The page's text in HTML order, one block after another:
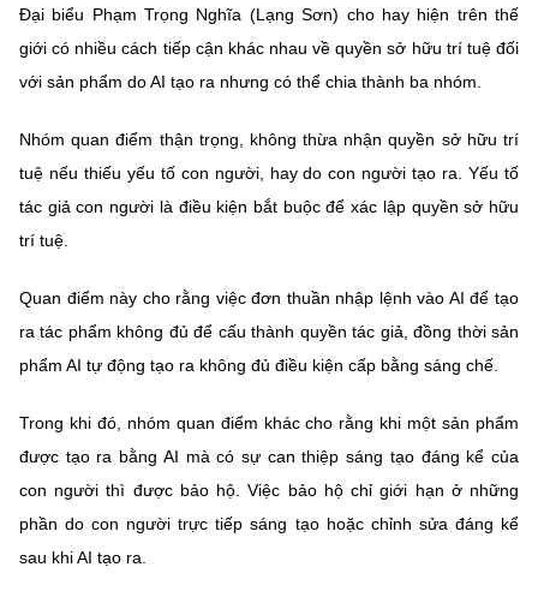
Đại biểu Phạm Trọng Nghĩa (Lạng Sơn) cho hay hiện trên thế
giới có nhiều cách tiếp cận khác nhau về quyền sở hữu trí tuệ đối
với sản phẩm do AI tạo ra nhưng có thể chia thành ba nhóm.
Nhóm quan điểm thận trọng, không thừa nhận quyền sở hữu trí
tuệ nếu thiếu yếu tố con người, hay do con người tạo ra. Yếu tố
tác giả con người là điều kiện bắt buộc để xác lập quyền sở hữu
trí tuệ.
Quan điểm này cho rằng việc đơn thuần nhập lệnh vào AI để tạo
ra tác phẩm không đủ để cấu thành quyền tác giả, đồng thời sản
phẩm AI tự động tạo ra không đủ điều kiện cấp bằng sáng chế.
Trong khi đó, nhóm quan điểm khác cho rằng khi một sản phẩm
được tạo ra bằng AI mà có sự can thiệp sáng tạo đáng kể của
con người thì được bảo hộ. Việc bảo hộ chỉ giới hạn ở những
phần do con người trực tiếp sáng tạo hoặc chỉnh sửa đáng kể
sau khi AI tạo ra.